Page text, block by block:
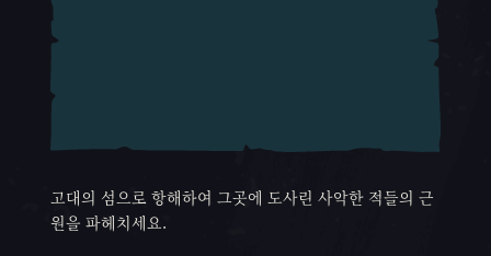
고대의 섬으로 항해하여 그곳에 도사린 사악한 적들의 근
원을 파헤치세요.